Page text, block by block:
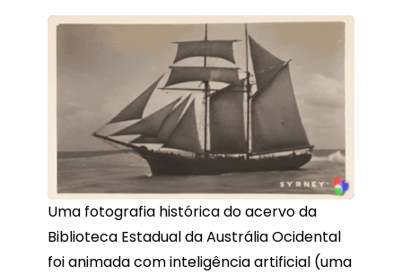
Uma fotografia histórica do acervo da
Biblioteca Estadual da Austrália Ocidental
foi animada com inteligência artificial (uma